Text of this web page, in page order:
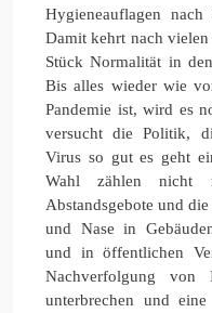
Hygieneauflagen
Damit kehrt nach
Stück Normalität in
Bis alles wieder wie
Pandemie ist, wird es
versucht die Politik,
Virus so gut es geht
Wahl zählen nicht
Abstandsgebote und
und Nase in
und in öffentlichen
Nachverfolgung von
unterbrechen und